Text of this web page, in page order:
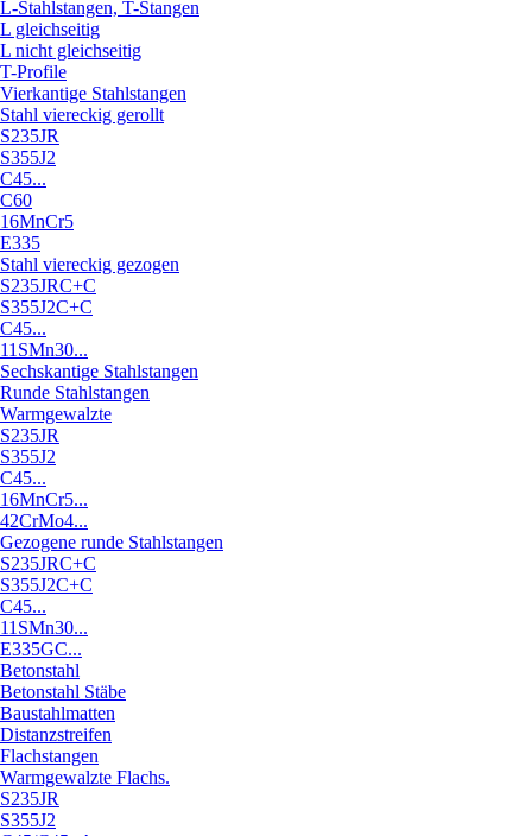
L-Stahlstangen, T-Stangen
L gleichseitig
L nicht gleichseitig
T-Profile
Vierkantige Stahlstangen
Stahl viereckig gerollt
S235JR
S355J2
C45...
C60
16MnCr5
E335
Stahl viereckig gezogen
S235JRC+C
S355J2C+C
C45...
11SMn30...
Sechskantige Stahlstangen
Runde Stahlstangen
Warmgewalzte
S235JR
S355J2
C45...
16MnCr5...
42CrMo4...
Gezogene runde Stahlstangen
S235JRC+C
S355J2C+C
C45...
11SMn30...
E335GC...
Betonstahl
Betonstahl Stäbe
Baustahlmatten
Distanzstreifen
Flachstangen
Warmgewalzte Flachs.
S235JR
S355J2